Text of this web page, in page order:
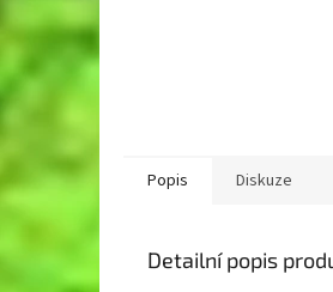
Popis Diskuze
Detailní popis